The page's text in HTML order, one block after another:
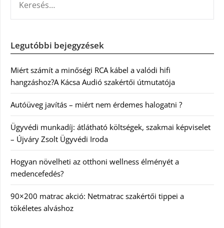
Legutóbbi bejegyzések
Miért számít a minőségi RCA kábel a valódi hifi
hangzáshoz?A Kácsa Audió szakértői útmutatója
Autóüveg javítás – miért nem érdemes halogatni ?
Ügyvédi munkadíj: átlátható költségek, szakmai képviselet
– Újváry Zsolt Ügyvédi Iroda
Hogyan növelheti az otthoni wellness élményét a
medencefedés?
90×200 matrac akció: Netmatrac szakértői tippei a
tökéletes alváshoz